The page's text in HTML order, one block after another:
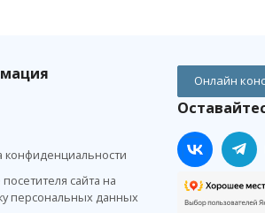
конфиденциальности
посетителя сайта на
персональных данных
Онлайн